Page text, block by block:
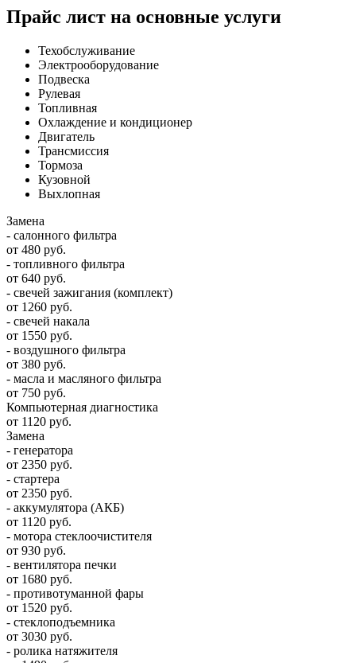
Прайс лист на основные услуги
Техобслуживание
Электрооборудование
Подвеска
Рулевая
Топливная
Охлаждение и кондиционер
Двигатель
Трансмиссия
Тормоза
Кузовной
Выхлопная
Замена
- салонного фильтра
от 480 руб.
- топливного фильтра
от 640 руб.
- свечей зажигания (комплект)
от 1260 руб.
- свечей накала
от 1550 руб.
- воздушного фильтра
от 380 руб.
- масла и масляного фильтра
от 750 руб.
Компьютерная диагностика
от 1120 руб.
Замена
- генератора
от 2350 руб.
- стартера
от 2350 руб.
- аккумулятора (АКБ)
от 1120 руб.
- мотора стеклоочистителя
от 930 руб.
- вентилятора печки
от 1680 руб.
- противотуманной фары
от 1520 руб.
- стеклоподъемника
от 3030 руб.
- ролика натяжителя